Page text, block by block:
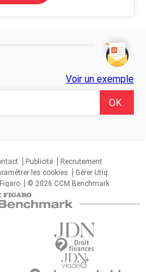
Voir un exemple
Publicité
Recrutement
les cookies
Gérer Utiq
© 2026 CCM Benchmark